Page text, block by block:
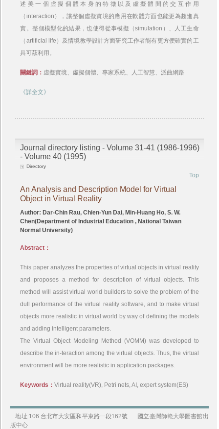
述美一個虛擬個體本身的特徵以及虛擬體間的交互作用
（interaction），讓整個虛擬實境的應用在軟體方面也能更為趨進真
實。整個模型化的結果，也使得從事模擬（simulation）、人工生命
（artificial life）及情境教學設計方面研究工作者能有更方便確實的工
具可茲利用。
關鍵詞： 虛擬實境、虛擬個體、專家系統、人工智慧、派曲網路
《詳全文》
Journal directory listing - Volume 31-41 (1986-1996)
- Volume 40 (1995)
Directory
Top
An Analysis and Description Model for Virtual
Object in Virtual Reality
Author: Dar-Chin Rau, Chien-Yun Dai, Min-Huang Ho, S. W.
Chen(Department of Industrial Education , National Taiwan
Normal University)
Abstract：
This paper analyzes the properties of virtual objects in virtual reality
and proposes a method for description of virtual objects. This
method will assist virtual world builders to solve the problem of the
dull performance of the virtual reality software, and to make virtual
objects more realistic in virtual world by way of defining the models
and adding intelligent parameters.
The Virtual Object Modeling Method (VOMM) was developed to
describe the in-teraction among the virtual objects. Thus, the virtual
environment will be more realistic in application packages.
Keywords：Virtual reality(VR), Petri nets, AI, expert system(ES)
地址:106 台北市大安區和平東路一段162號
國立臺灣師範大學圖書館出
版中心